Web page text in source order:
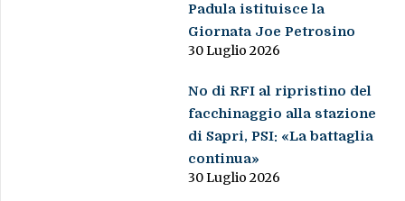
Padula istituisce la
Giornata Joe Petrosino
30 Luglio 2026
No di RFI al ripristino del
facchinaggio alla stazione
di Sapri, PSI: «La battaglia
continua»
30 Luglio 2026